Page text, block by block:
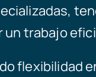
un trabajo
flexibilidad